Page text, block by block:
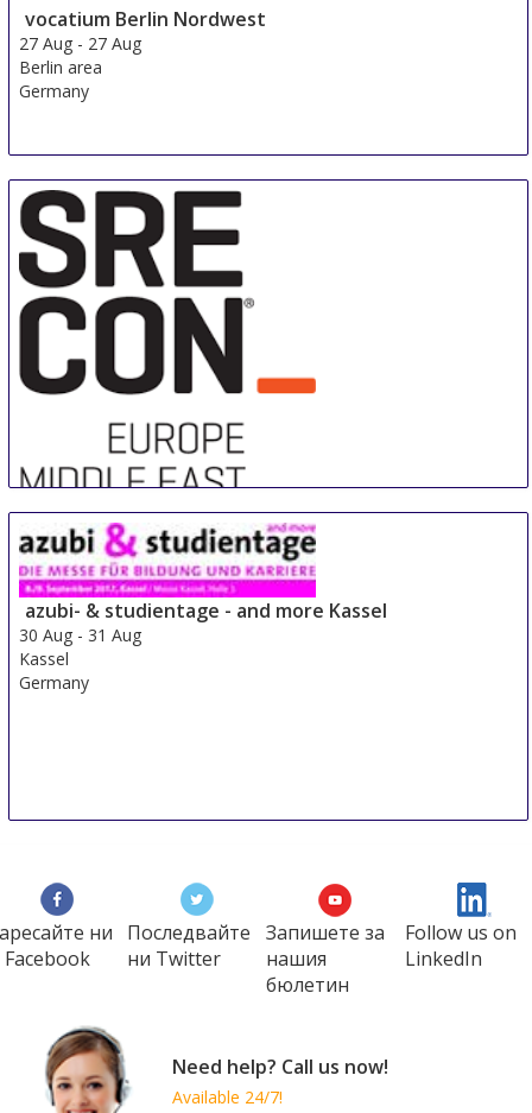
vocatium Berlin Nordwest
27 Aug - 27 Aug
Berlin area
Germany
Sre Con Europe Middle East Africa
29 Aug-31 Aug
Duesseldorf area
Germany
azubi- & studientage - and more Kassel
30 Aug - 31 Aug
Kassel
Germany
ни
Последвайте
ни Twitter
Запишете за
нашия
бюлетин
Follow us on
LinkedIn
Need help? Call us now!
Available 24/7!